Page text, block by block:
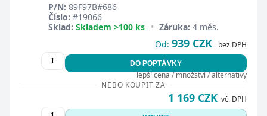
P/N: 89F97B#686
Číslo: #19066
Sklad: Skladem >100 ks • Záruka: 4 měs.
Od: 939 CZK bez DPH
DO POPTÁVKY
lepší cena / množství / alternativy
NEBO KOUPIT ZA
1 169 CZK vč. DPH